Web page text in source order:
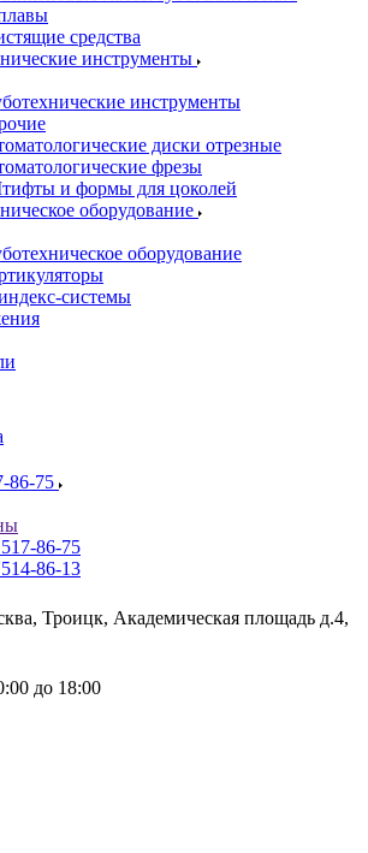
средства
инструменты
инструменты
диски отрезные
фрезы
и формы для цоколей
оборудование
оборудование
системы
86-75
86-75
86-13
Троицк, Академическая площадь д.4,
до 18:00